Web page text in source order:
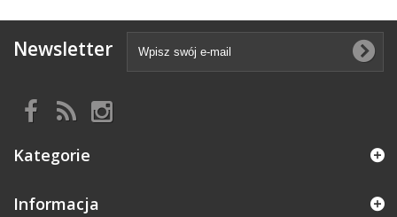
Newsletter
Kategorie
Informacja